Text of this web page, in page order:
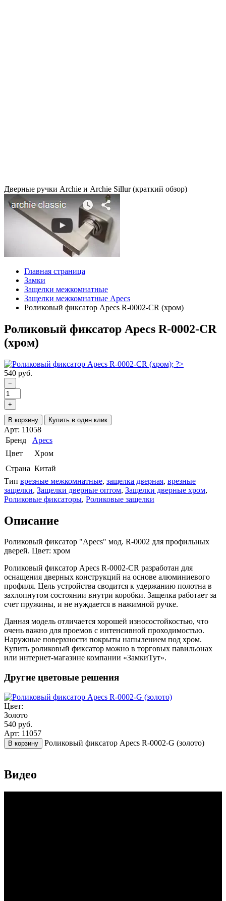
Дверные ручки Archie и Archie Sillur (краткий обзор)
Главная страница
Замки
Защелки межкомнатные
Защелки межкомнатные Apecs
Роликовый фиксатор Apecs R-0002-CR (хром)
Роликовый фиксатор Apecs R-0002-CR
(хром)
540 руб.
−
+
В корзину Купить в один клик
Арт: 11058
Бренд
Apecs
Цвет
Хром
Страна Китай
Тип врезные межкомнатные, защелка дверная, врезные
защелки, Защелки дверные оптом, Защелки дверные хром,
Роликовые фиксаторы, Роликовые защелки
Описание
Роликовый фиксатор "Apecs" мод. R-0002 для профильных
дверей. Цвет: хром
Роликовый фиксатор Apecs R-0002-CR разработан для
оснащения дверных конструкций на основе алюминиевого
профиля. Цель устройства сводится к удержанию полотна в
захлопнутом состоянии внутри коробки. Защелка работает за
счет пружины, и не нуждается в нажимной ручке.
Данная модель отличается хорошей износостойкостью, что
очень важно для проемов с интенсивной проходимостью.
Наружные поверхности покрыты напылением под хром.
Купить роликовый фиксатор можно в торговых павильонах
или интернет-магазине компании «ЗамкиТут».
Другие цветовые решения
Цвет:
Золото
540 руб.
Арт: 11057
В корзину Роликовый фиксатор Apecs R-0002-G (золото)
Видео